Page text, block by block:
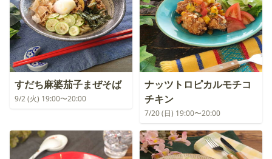
すだち麻婆茄子まぜそば
9/2 (火) 19:00〜20:00
ナッツトロピカルモチコ
チキン
7/20 (日) 19:00〜20:00